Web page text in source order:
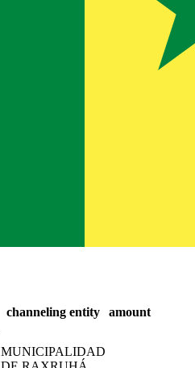
channeling entity
amount
MUNICIPALIDAD